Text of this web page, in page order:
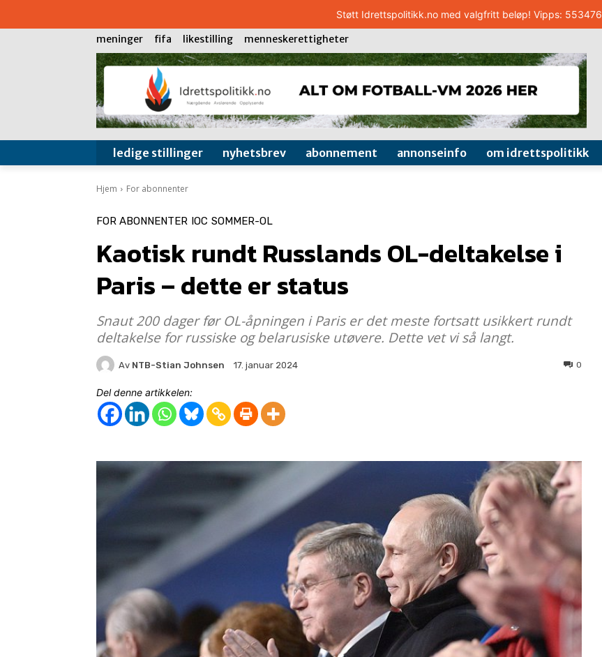
Støtt Idrettspolitikk.no med valgfritt beløp! Vipps: 553476
meninger fifa likestilling menneskerettigheter
ledige stillinger nyhetsbrev abonnement annonseinfo om idrettspolitikk
Hjem For abonnenter
FOR ABONNENTER IOC SOMMER-OL
Kaotisk rundt Russlands OL-deltakelse i
Paris – dette er status
Snaut 200 dager før OL-åpningen i Paris er det meste fortsatt usikkert rundt
deltakelse for russiske og belarusiske utøvere. Dette vet vi så langt.
Av NTB-Stian Johnsen 17. januar 2024 0
Del denne artikkelen: